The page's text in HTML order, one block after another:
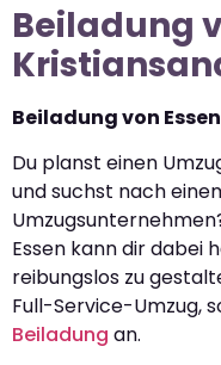
Beiladung
Beiladung von
Du planst einen
und suchst nach
Essen kann dir dabei
reibungslos zu
Full-Service-Umzug,
Beiladung an.